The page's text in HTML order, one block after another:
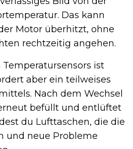
Das kann
Motor überhitzt, ohne
rechtzeitig angehen.
ist
aber ein teilweises
Nach dem Wechsel
befüllt und entlüftet
du Lufttaschen, die die
und neue Probleme